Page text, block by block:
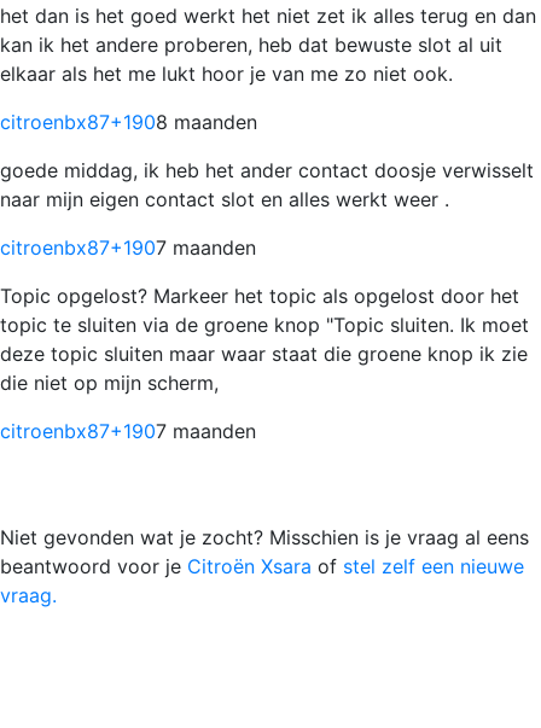
het dan is het goed werkt het niet zet ik alles terug en dan
kan ik het andere proberen, heb dat bewuste slot al uit
elkaar als het me lukt hoor je van me zo niet ook.
citroenbx87+1908 maanden
goede middag, ik heb het ander contact doosje verwisselt
naar mijn eigen contact slot en alles werkt weer .
citroenbx87+1907 maanden
Topic opgelost? Markeer het topic als opgelost door het
topic te sluiten via de groene knop "Topic sluiten. Ik moet
deze topic sluiten maar waar staat die groene knop ik zie
die niet op mijn scherm,
citroenbx87+1907 maanden
Niet gevonden wat je zocht? Misschien is je vraag al eens
beantwoord voor je Citroën Xsara of stel zelf een nieuwe
vraag.